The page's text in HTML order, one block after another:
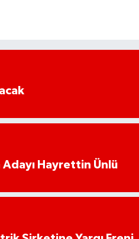
Adayı Hayrettin Ünlü